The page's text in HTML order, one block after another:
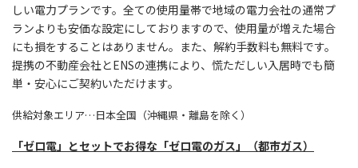
しい電力プランです。全ての使用量帯で地域の電力会社の通常プ
ランよりも安価な設定にしておりますので、使用量が増えた場合
にも損をすることはありません。また、解約手数料も無料です。
提携の不動産会社とENSの連携により、慌ただしい入居時でも簡
単・安心にご契約いただけます。
供給対象エリア…日本全国（沖縄県・離島を除く）
「ゼロ電」とセットでお得な「ゼロ電のガス」（都市ガス）